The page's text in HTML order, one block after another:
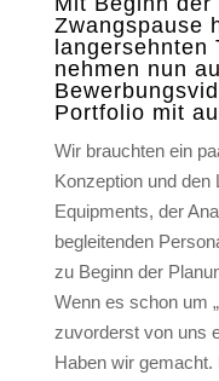
Zwangspause
langersehnten
nehmen nun
Portfolio mit
Wir brauchten ein
Konzeption und den
Equipments, der
begleitenden
zu Beginn der
Wenn es schon um
zuvorderst von uns
Haben wir gemacht.